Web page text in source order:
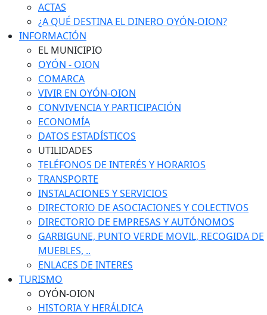
ACTAS
¿A QUÉ DESTINA EL DINERO OYÓN-OION?
INFORMACIÓN
EL MUNICIPIO
OYÓN - OION
COMARCA
VIVIR EN OYÓN-OION
CONVIVENCIA Y PARTICIPACIÓN
ECONOMÍA
DATOS ESTADÍSTICOS
UTILIDADES
TELÉFONOS DE INTERÉS Y HORARIOS
TRANSPORTE
INSTALACIONES Y SERVICIOS
DIRECTORIO DE ASOCIACIONES Y COLECTIVOS
DIRECTORIO DE EMPRESAS Y AUTÓNOMOS
GARBIGUNE, PUNTO VERDE MOVIL, RECOGIDA DE
MUEBLES, ..
ENLACES DE INTERES
TURISMO
OYÓN-OION
HISTORIA Y HERÁLDICA